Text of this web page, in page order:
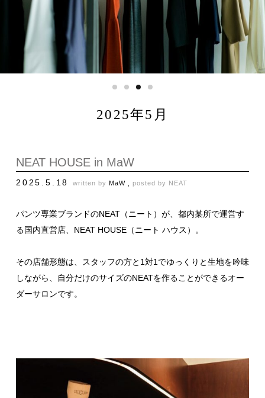
2025年5月
NEAT HOUSE in MaW
2025.5.18 written by MaW , posted by NEAT
パンツ専業ブランドのNEAT（ニート）が、都内某所で運営す
る国内直営店、NEAT HOUSE（ニート ハウス）。
その店舗形態は、スタッフの方と1対1でゆっくりと生地を吟味
しながら、自分だけのサイズのNEATを作ることができるオー
ダーサロンです。